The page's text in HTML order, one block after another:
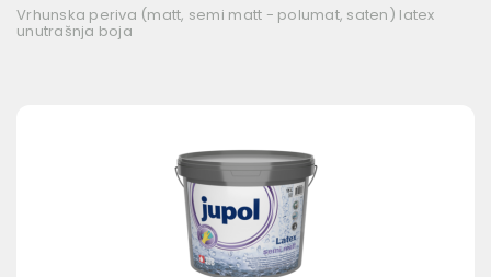
Vrhunska periva (matt, semi matt - polumat, saten) latex
unutrašnja boja